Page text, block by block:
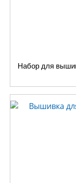
Набор для